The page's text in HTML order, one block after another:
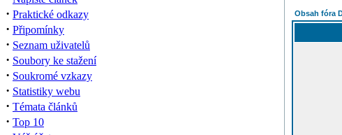
· Praktické odkazy
· Připomínky
· Seznam uživatelů
· Soubory ke stažení
· Soukromé vzkazy
· Statistiky webu
· Témata článků
· Top 10
Obsah fóra